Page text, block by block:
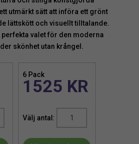
utmärkt sätt att införa ett grönt
lättskött och visuellt tilltalande.
perfekta valet för den moderna
skönhet utan krångel.
6 Pack
1525 KR